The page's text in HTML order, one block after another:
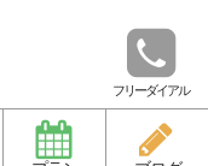
フリーダイアル